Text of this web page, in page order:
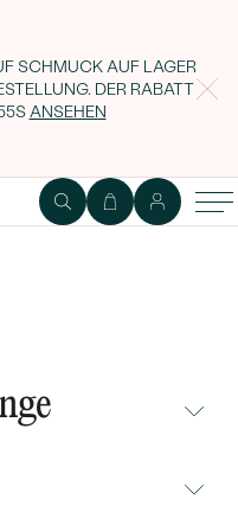
SCHMUCK AUF LAGER
DER RABATT
ANSEHEN
Nils